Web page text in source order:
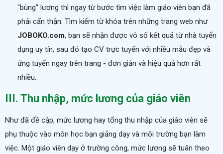
"bùng" lương thì ngay từ bước tìm việc làm giáo viên bạn đã
phải cẩn thận. Tìm kiếm từ khóa trên những trang web như
JOBOKO.com, bạn sẽ nhận được vô số kết quả từ nhà tuyển
dụng uy tín, sau đó tạo CV trực tuyến với nhiều mẫu đẹp và
ứng tuyển ngay trên trang - đơn giản và hiệu quả hơn rất
nhiều.
III. Thu nhập, mức lương của giáo viên
Như đã đề cập, mức lương hay tổng thu nhập của giáo viên sẽ
phụ thuộc vào môn học bạn giảng dạy và môi trường bạn làm
việc. Một giáo viên dạy ở trường công, mức lương sẽ tuân theo